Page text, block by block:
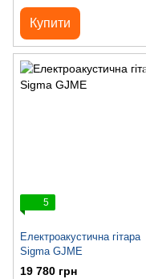
Купити
5
Електроакустична гітара
Sigma GJME
19 780 грн